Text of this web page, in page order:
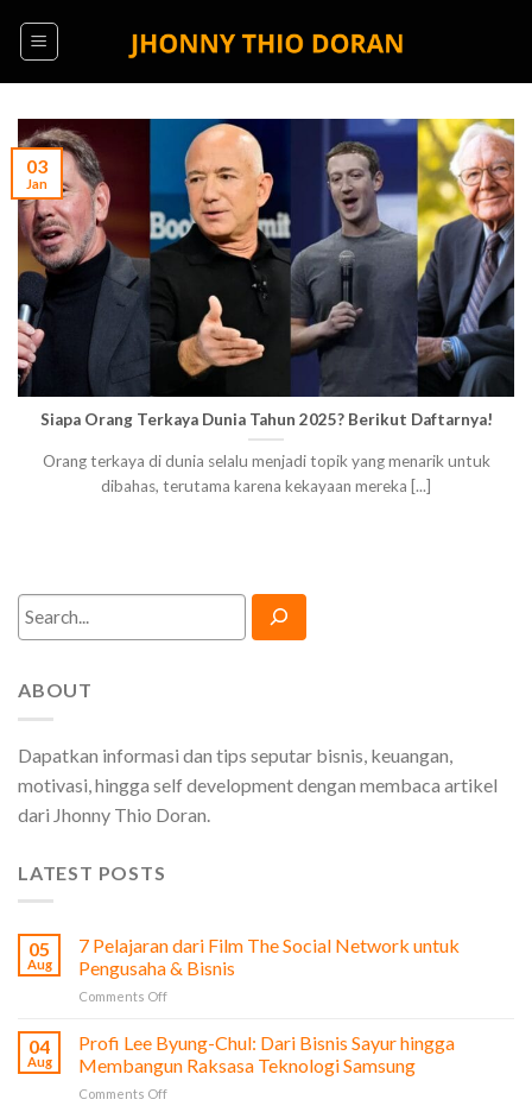
Siapa Orang Terkaya Dunia Tahun 2025? Berikut Daftarnya!
Orang terkaya di dunia selalu menjadi topik yang menarik untuk
dibahas, terutama karena kekayaan mereka [...]
03
Jan
Search
ABOUT
Dapatkan informasi dan tips seputar bisnis, keuangan,
motivasi, hingga self development dengan membaca artikel
dari Jhonny Thio Doran.
LATEST POSTS
05
Aug
7 Pelajaran dari Film The Social Network untuk
Pengusaha & Bisnis
Comments Offon
Pelajaran
dari
Film
The
04
Aug
Profi Lee Byung-Chul: Dari Bisnis Sayur hingga
Membangun Raksasa Teknologi Samsung
Comments Offon